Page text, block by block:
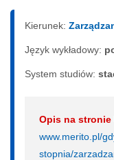
Kierunek:
Język wykładowy:
System studiów:
Opis na stronie
www.merito.pl/
stopnia/